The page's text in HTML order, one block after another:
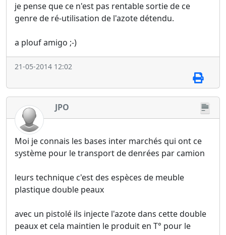
je pense que ce n'est pas rentable sortie de ce
genre de ré-utilisation de l'azote détendu.
a plouf amigo ;-)
21-05-2014 12:02
JPO
Moi je connais les bases inter marchés qui ont ce
système pour le transport de denrées par camion
leurs technique c'est des espèces de meuble
plastique double peaux
avec un pistolé ils injecte l'azote dans cette double
peaux et cela maintien le produit en T° pour le